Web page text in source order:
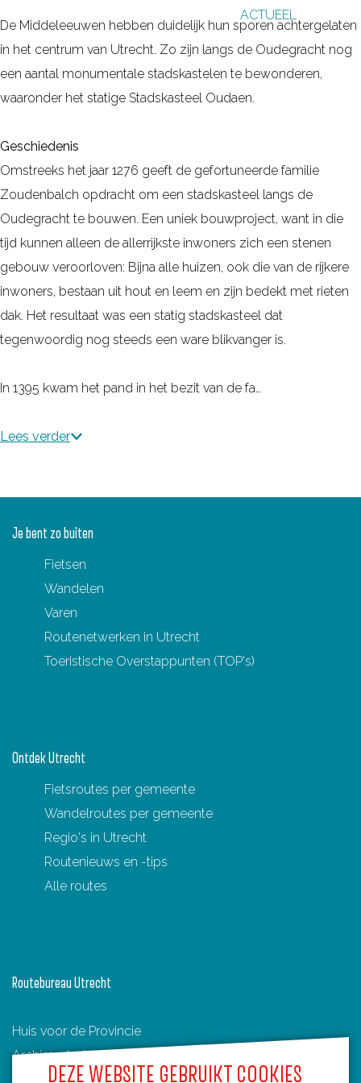
DEZE WEBSITE GEBRUIKT COOKIES
g
e
ACTUEEL
De Middeleeuwen hebben duidelijk hun sporen achtergelaten
in het centrum van Utrecht. Zo zijn langs de Oudegracht nog
een aantal monumentale stadskastelen te bewonderen,
waaronder het statige Stadskasteel Oudaen.
Geschiedenis
Omstreeks het jaar 1276 geeft de gefortuneerde familie
Zoudenbalch opdracht om een stadskasteel langs de
Oudegracht te bouwen. Een uniek bouwproject, want in die
tijd kunnen alleen de allerrijkste inwoners zich een stenen
gebouw veroorloven: Bijna alle huizen, ook die van de rijkere
inwoners, bestaan uit hout en leem en zijn bedekt met rieten
dak. Het resultaat was een statig stadskasteel dat
tegenwoordig nog steeds een ware blikvanger is.
In 1395 kwam het pand in het bezit van de fa…
Lees verder
Je bent zo buiten
Fietsen
Wandelen
Varen
Routenetwerken in Utrecht
Toeristische Overstappunten (TOP's)
Ontdek Utrecht
Fietsroutes per gemeente
Wandelroutes per gemeente
Regio's in Utrecht
Routenieuws en -tips
Alle routes
Routebureau Utrecht
Huis voor de Provincie
Archimedeslaan 6
3584 BA Utrecht